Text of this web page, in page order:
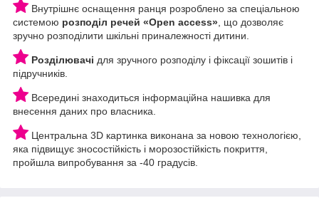
Внутрішнє оснащення ранця розроблено за спеціальною
системою розподіл речей «Open access» , що дозволяє
зручно розподілити шкільні приналежності дитини.
Розділювачі для зручного розподілу і фіксації зошитів і
підручників.
Всередині знаходиться інформаційна нашивка для
внесення даних про власника.
Центральна 3D картинка виконана за новою технологією,
яка підвищує зносостійкість і морозостійкість покриття,
пройшла випробування за -40 градусів.